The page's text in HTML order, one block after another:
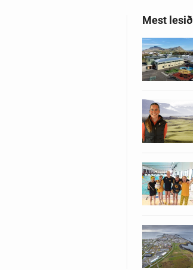
Mest lesið